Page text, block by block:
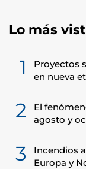
Lo más
1
Proyectos
en nueva
2
El
agosto y
3
Incendios
Europa y